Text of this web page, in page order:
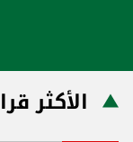
الأكثر